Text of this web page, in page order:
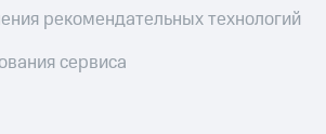
рекомендательных технологий
сервиса